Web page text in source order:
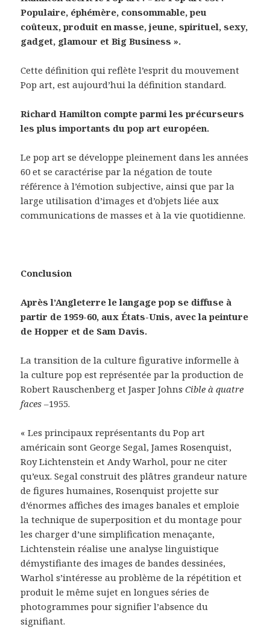
Populaire, éphémère, consommable, peu
coûteux, produit en masse, jeune, spirituel, sexy,
gadget, glamour et Big Business ».
Cette définition qui reflète l’esprit du mouvement
Pop art, est aujourd’hui la définition standard.
Richard Hamilton compte parmi les précurseurs
les plus importants du pop art européen.
Le pop art se développe pleinement dans les années
60 et se caractérise par la négation de toute
référence à l’émotion subjective, ainsi que par la
large utilisation d’images et d’objets liée aux
communications de masses et à la vie quotidienne.
Conclusion
Après l’Angleterre le langage pop se diffuse à
partir de 1959-60, aux États-Unis, avec la peinture
de Hopper et de Sam Davis.
La transition de la culture figurative informelle à
la culture pop est représentée par la production de
Robert Rauschenberg et Jasper JohnsCible à quatre
faces –1955.
« Les principaux représentants du Pop art
américain sont George Segal, James Rosenquist,
Roy Lichtenstein et Andy Warhol, pour ne citer
qu’eux. Segal construit des plâtres grandeur nature
de figures humaines, Rosenquist projette sur
d’énormes affiches des images banales et emploie
la technique de superposition et du montage pour
les charger d’une simplification menaçante,
Lichtenstein réalise une analyse linguistique
démystifiante des images de bandes dessinées,
Warhol s’intéresse au problème de la répétition et
produit le même sujet en longues séries de
photogrammes pour signifier l’absence du
signifiant.